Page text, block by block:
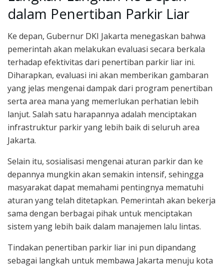
dalam Penertiban Parkir Liar
Ke depan, Gubernur DKI Jakarta menegaskan bahwa
pemerintah akan melakukan evaluasi secara berkala
terhadap efektivitas dari penertiban parkir liar ini.
Diharapkan, evaluasi ini akan memberikan gambaran
yang jelas mengenai dampak dari program penertiban
serta area mana yang memerlukan perhatian lebih
lanjut. Salah satu harapannya adalah menciptakan
infrastruktur parkir yang lebih baik di seluruh area
Jakarta.
Selain itu, sosialisasi mengenai aturan parkir dan ke
depannya mungkin akan semakin intensif, sehingga
masyarakat dapat memahami pentingnya mematuhi
aturan yang telah ditetapkan. Pemerintah akan bekerja
sama dengan berbagai pihak untuk menciptakan
sistem yang lebih baik dalam manajemen lalu lintas.
Tindakan penertiban parkir liar ini pun dipandang
sebagai langkah untuk membawa Jakarta menuju kota